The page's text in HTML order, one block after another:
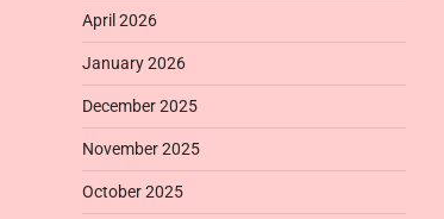
April 2026
January 2026
December 2025
November 2025
October 2025